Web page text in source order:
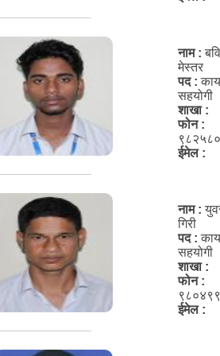
नाम :
मेस्तर
पद :
सहयोगी
शाखा :
फोन :
ईमेल :
नाम :
गिरी
पद :
सहयोगी
शाखा :
फोन :
ईमेल :